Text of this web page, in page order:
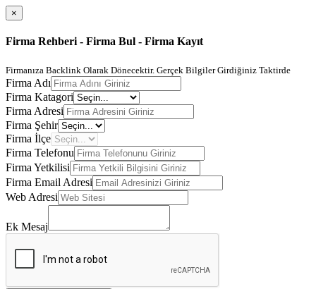
×
Firma Rehberi - Firma Bul - Firma Kayıt
Firmanıza Backlink Olarak Dönecektir. Gerçek Bilgiler Girdiğiniz Taktirde
Firma Adı
Firma Katagori
Firma Adresi
Firma Şehir
Firma İlçe
Firma Telefonu
Firma Yetkilisi
Firma Email Adresi
Web Adresi
Ek Mesaj